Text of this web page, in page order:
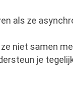
als ze
niet samen
je